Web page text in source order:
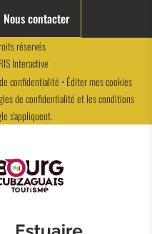
Nous contacter
réservés
Interactive
confidentialité •Éditer mes cookies
de confidentialitéet lesconditions
s'appliquent.